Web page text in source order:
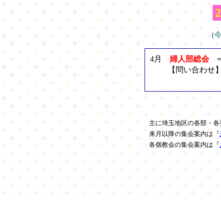
(
4月 婦人部総会
【問い合わせ】
主に埼玉地区の各部・
来月以降の集会案内は『
各個教会の集会案内は『